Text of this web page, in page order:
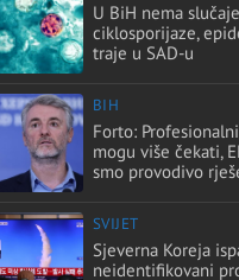
U BiH nema
ciklosporijaze,
traje u SAD-u
BIH
Forto:
mogu više čekati,
smo provodivo
SVIJET
Sjeverna Koreja
neidentifikovani